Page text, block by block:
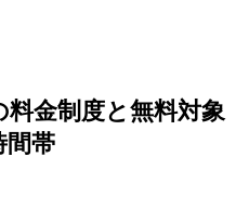
料金制度と無料対象
間帯